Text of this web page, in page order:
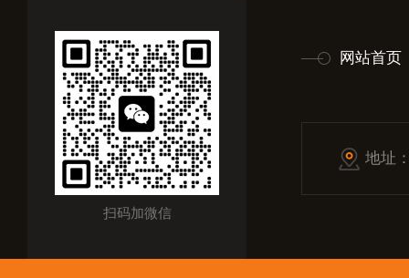
扫码加微信
网站首页
地址